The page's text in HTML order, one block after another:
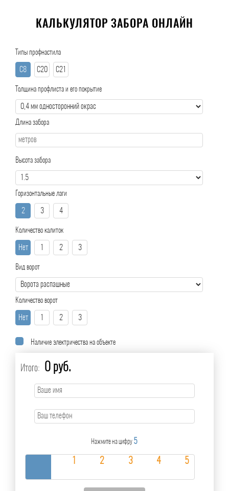
КАЛЬКУЛЯТОР ЗАБОРА ОНЛАЙН
Типы профнастила
С8 С20 С21
Толщина профлиста и его покрытие
Длина забора
Высота забора
Горизонтальные лаги
2 3 4
Количество калиток
Нет 2 3
Вид ворот
Количество ворот
Нет 2 3
Наличие электричества на объекте
Итого: 0 руб.
Нажмите на цифру 5